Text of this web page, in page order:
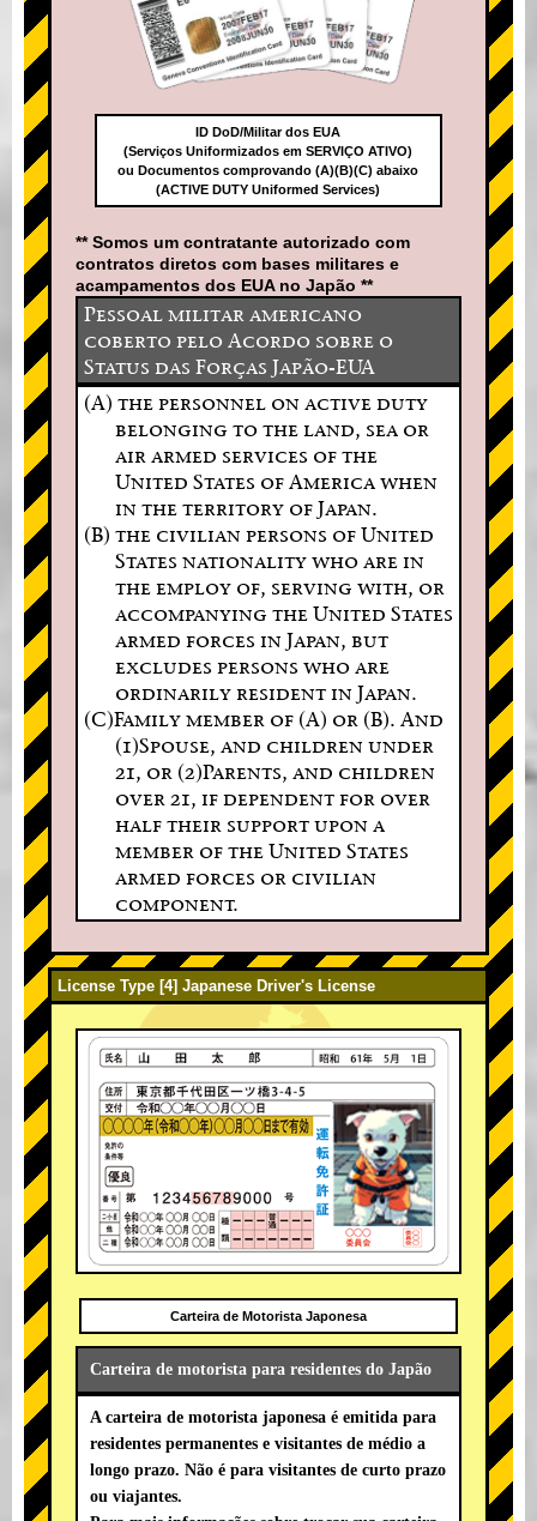
ID DoD/Militar dos EUA
(Serviços Uniformizados em SERVIÇO ATIVO)
ou Documentos comprovando (A)(B)(C) abaixo
(ACTIVE DUTY Uniformed Services)
** Somos um contratante autorizado com
contratos diretos com bases militares e
acampamentos dos EUA no Japão **
Pessoal militar americano
coberto pelo Acordo sobre o
Status das Forças Japão-EUA
(A) the personnel on active duty
belonging to the land, sea or
air armed services of the
United States of America when
in the territory of Japan.
(B) the civilian persons of United
States nationality who are in
the employ of, serving with, or
accompanying the United States
armed forces in Japan, but
excludes persons who are
ordinarily resident in Japan.
(C)Family member of (A) or (B). And
(1)Spouse, and children under
21, or (2)Parents, and children
over 21, if dependent for over
half their support upon a
member of the United States
armed forces or civilian
component.
License Type [4] Japanese Driver's License
Carteira de Motorista Japonesa
Carteira de motorista para residentes do Japão
A carteira de motorista japonesa é emitida para
residentes permanentes e visitantes de médio a
longo prazo. Não é para visitantes de curto prazo
ou viajantes.